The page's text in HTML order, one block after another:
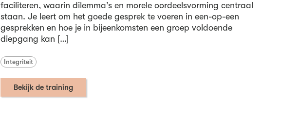
faciliteren, waarin dilemma’s en morele oordeelsvorming centraal
staan. Je leert om het goede gesprek te voeren in een-op-een
gesprekken en hoe je in bijeenkomsten een groep voldoende
diepgang kan […]
Integriteit
Bekijk de training